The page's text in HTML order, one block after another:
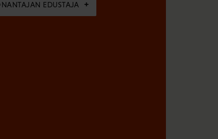
EDUSTAJA